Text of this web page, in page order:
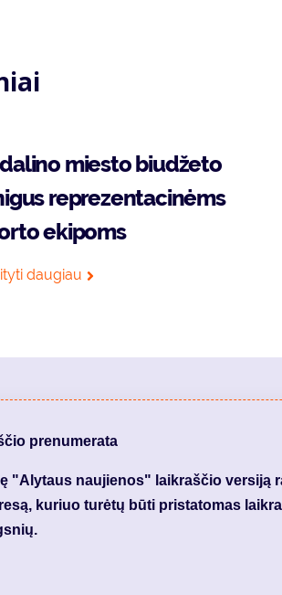
miesto biudžeto
reprezentacinėms
ekipoms
daugiau
prenumerata
"Alytaus naujienos" laikraščio versiją
kuriuo turėtų būti pristatomas